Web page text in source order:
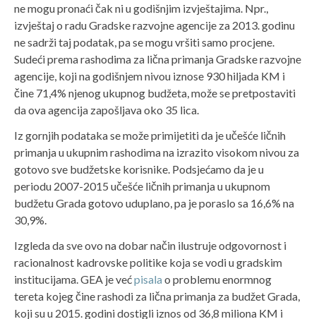
ne mogu pronaći čak ni u godišnjim izvještajima. Npr.,
izvještaj o radu Gradske razvojne agencije za 2013. godinu
ne sadrži taj podatak, pa se mogu vršiti samo procjene.
Sudeći prema rashodima za lična primanja Gradske razvojne
agencije, koji na godišnjem nivou iznose 930 hiljada KM i
čine 71,4% njenog ukupnog budžeta, može se pretpostaviti
da ova agencija zapošljava oko 35 lica.
Iz gornjih podataka se može primijetiti da je učešće ličnih
primanja u ukupnim rashodima na izrazito visokom nivou za
gotovo sve budžetske korisnike. Podsjećamo da je u
periodu 2007-2015 učešće ličnih primanja u ukupnom
budžetu Grada gotovo uduplano, pa je poraslo sa 16,6% na
30,9%.
Izgleda da sve ovo na dobar način ilustruje odgovornost i
racionalnost kadrovske politike koja se vodi u gradskim
institucijama. GEA je većpisala o problemu enormnog
tereta kojeg čine rashodi za lična primanja za budžet Grada,
koji su u 2015. godini dostigli iznos od 36,8 miliona KM i